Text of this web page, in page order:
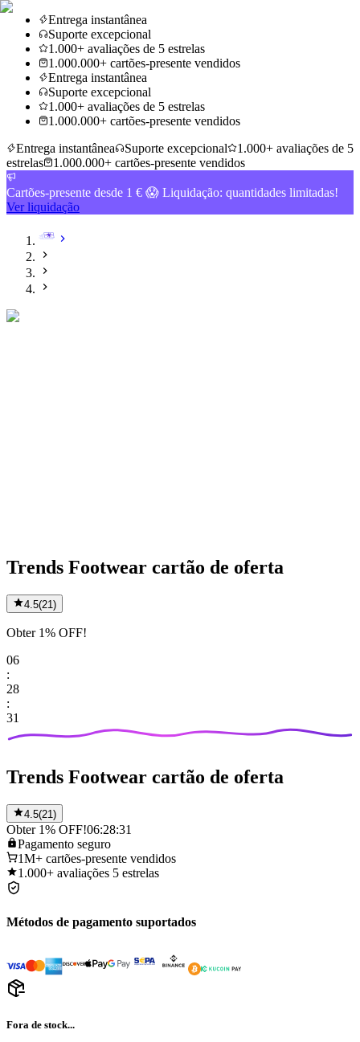
Entrega instantânea
Suporte excepcional
1.000+ avaliações de 5 estrelas
1.000.000+ cartões-presente vendidos
Entrega instantânea
Suporte excepcional
1.000+ avaliações de 5 estrelas
1.000.000+ cartões-presente vendidos
Entrega instantânea
Suporte excepcional
1.000+ avaliações de 5
estrelas
1.000.000+ cartões-presente vendidos
Cartões-presente desde 1 € 😱 Liquidação: quantidades limitadas!
Ver liquidação
Trends Footwear cartão de oferta
4.5(21 )
Obter 1% OFF!
06
:
28
:
31
Trends Footwear cartão de oferta
4.5(21)
Obter 1% OFF!06:28:31
Pagamento seguro
1M+ cartões-presente vendidos
1.000+ avaliações 5 estrelas
Métodos de pagamento suportados
Fora de stock...